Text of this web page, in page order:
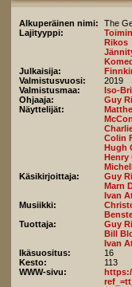
Alkuperäinen nimi:
The
Lajityyppi:
Rikos
Julkaisija:
Valmistusvuosi:
2019
Valmistusmaa:
Iso-
Ohjaaja:
Guy
Näyttelijät:
Colin
Hugh
Henry
Käsikirjoittaja:
Guy
Marn
Ivan
Musiikki:
Tuottaja:
Guy
Bill
Ivan
Ikäsuositus:
16
Kesto:
113
WWW-sivu: